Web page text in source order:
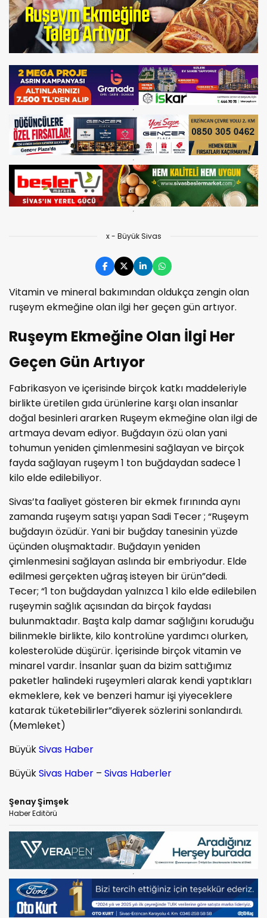
x - Büyük Sivas
Vitamin ve mineral bakımından oldukça zengin olan
ruşeym ekmeğine olan ilgi her geçen gün artıyor.
Ruşeym Ekmeğine Olan İlgi Her
Geçen Gün Artıyor
Fabrikasyon ve içerisinde birçok katkı maddeleriyle
birlikte üretilen gıda ürünlerine karşı olan insanlar
doğal besinleri ararken Ruşeym ekmeğine olan ilgi de
artmaya devam ediyor. Buğdayın özü olan yani
tohumun yeniden çimlenmesini sağlayan ve birçok
fayda sağlayan ruşeym 1 ton buğdaydan sadece 1
kilo elde edilebiliyor.
Sivas’ta faaliyet gösteren bir ekmek fırınında aynı
zamanda ruşeym satışı yapan Sadi Tecer ; “Ruşeym
buğdayın özüdür. Yani bir buğday tanesinin yüzde
üçünden oluşmaktadır. Buğdayın yeniden
çimlenmesini sağlayan aslında bir embriyodur. Elde
edilmesi gerçekten uğraş isteyen bir ürün”dedi.
Tecer; “1 ton buğdaydan yalnızca 1 kilo elde edilebilen
ruşeymin sağlık açısından da birçok faydası
bulunmaktadır. Başta kalp damar sağlığını koruduğu
bilinmekle birlikte, kilo kontrolüne yardımcı olurken,
kolesterolüde düşürür. İçerisinde birçok vitamin ve
minarel vardır. İnsanlar şuan da bizim sattığımız
paketler halindeki ruşeymleri alarak kendi yaptıkları
ekmeklere, kek ve benzeri hamur işi yiyeceklere
katarak tüketebilirler”diyerek sözlerini sonlandırdı.
(Memleket)
BüyükSivas Haber
BüyükSivas Haber – Sivas Haberler
Şenay Şimşek
Haber Editörü